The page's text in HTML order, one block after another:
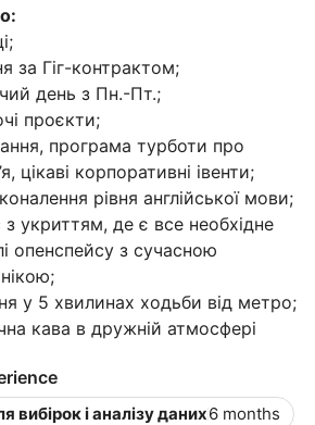
за Гіг-контрактом;
день з Пн.-Пт.;
проєкти;
програма турботи про
цікаві корпоративні івенти;
рівня англійської мови;
укриттям, де є все необхідне
опенспейсу з сучасною
у 5 хвилинах ходьби від метро;
кава в дружній атмосфері
вибірок і аналізу даних6 months